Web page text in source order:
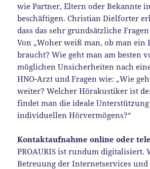
wie Partner, Eltern oder Bekannte
beschäftigen. Christian Dielforter
dass das sehr grundsätzliche
Von „Woher weiß man, ob man ein
braucht? Wie geht man am besten
möglichen Unsicherheiten nach
HNO-Arzt und Fragen wie: „Wie
weiter? Welcher Hörakustiker ist
findet man die ideale Unterstützung
individuellen Hörvermögens?“
Kontaktaufnahme online oder
PROAURIS ist rundum digitalisiert.
Betreuung der Internetservices